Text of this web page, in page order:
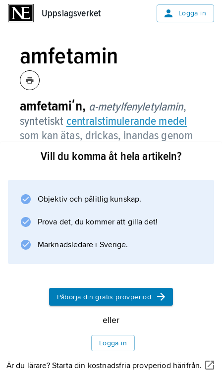
Uppslagsverket Logga in
amfetamin
amfetamiʹn, α-metylfenyletylamin,
syntetiskt centralstimulerande medel
som kan ätas, drickas, inandas genom
näsan (snortas) eller injiceras.
Vård och behandling
Historik
Kemiska egenskaper
Amfetaminderivat
Litteraturanvisning
Vill du komma åt hela artikeln?
Objektiv och pålitlig kunskap.
Prova det, du kommer att gilla det!
Marknadsledare i Sverige.
Påbörja din gratis provperiod
eller
Logga in
Är du lärare? Starta din kostnadsfria provperiod härifrån.